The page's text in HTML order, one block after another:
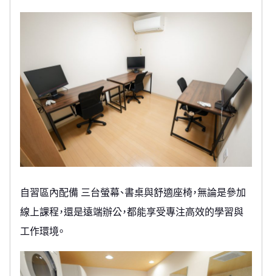
自習區內配備 三台螢幕、書桌與舒適座椅，無論是參加
線上課程，還是遠端辦公，都能享受專注高效的學習與
工作環境。